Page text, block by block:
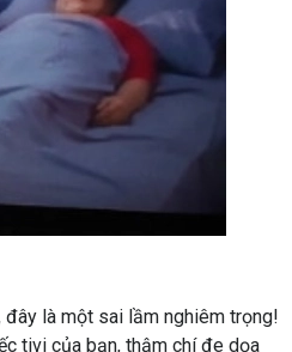
đây là một sai lầm nghiêm trọng!
tivi của bạn, thậm chí đe dọa